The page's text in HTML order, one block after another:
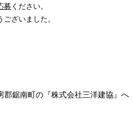
募 ください。
ざいました。
鋸南町の『株式会社三洋建協』へ